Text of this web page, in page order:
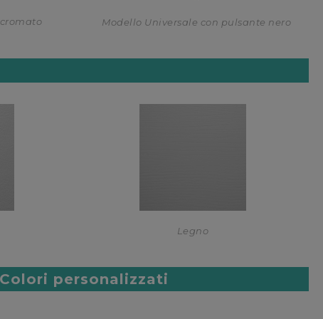
Modello Universale con pulsante nero
Legno
Colori personalizzati